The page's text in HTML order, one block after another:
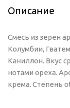
Описание
Смесь из зерен
Колумбии,
Каниллон. Вкус
нотами ореха.
крема. Степень